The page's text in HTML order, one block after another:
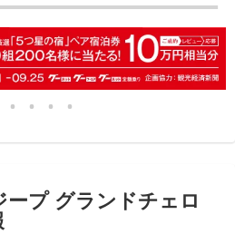
ープ グランドチェロ